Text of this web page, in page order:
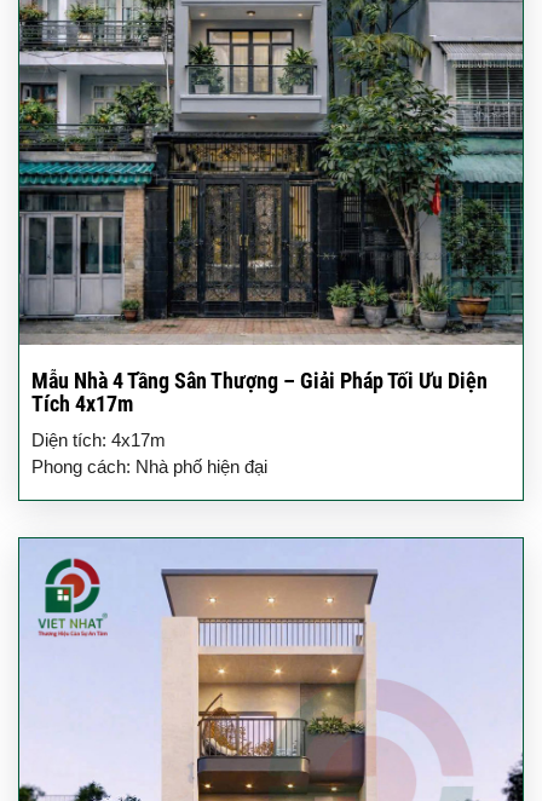
Mẫu Nhà 4 Tầng Sân Thượng – Giải Pháp Tối Ưu Diện
Tích 4x17m
Diện tích: 4x17m
Phong cách: Nhà phố hiện đại